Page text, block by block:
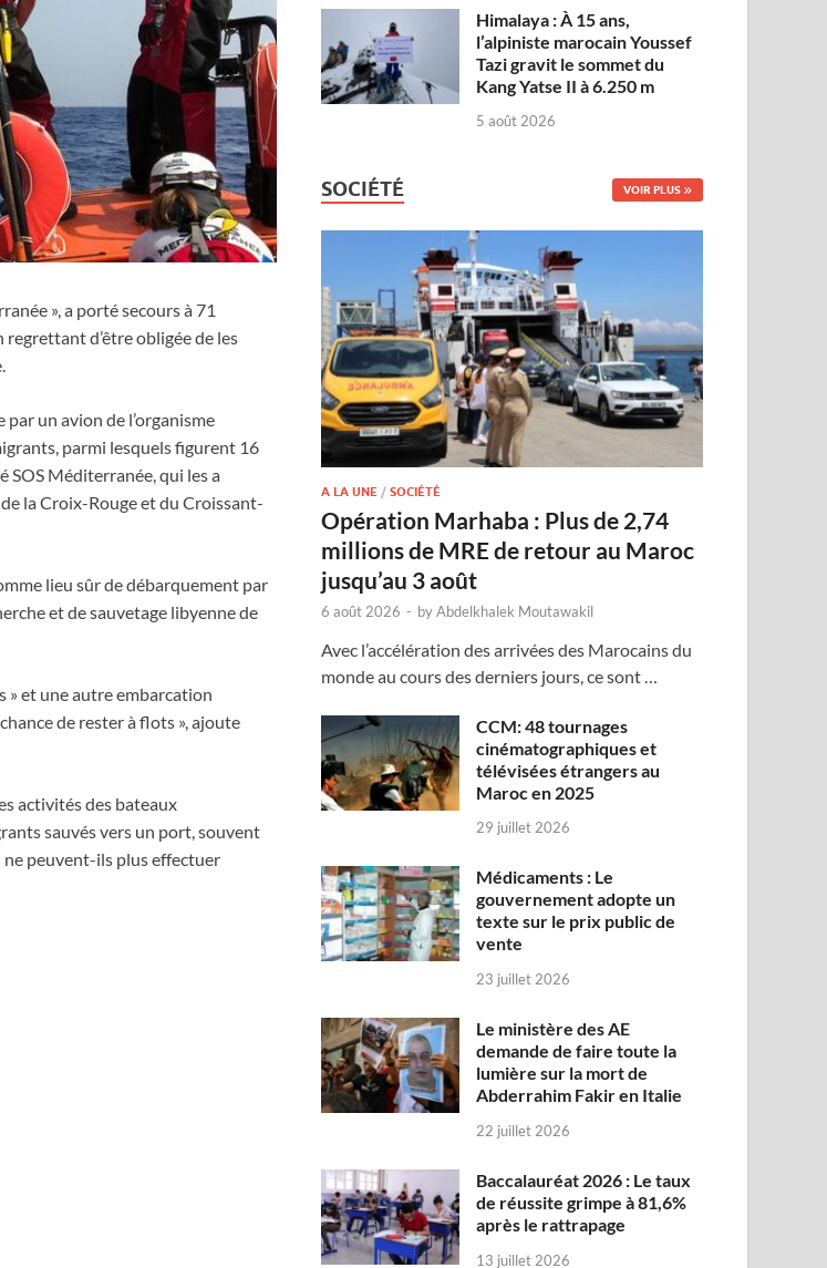
», a porté secours à 71
d’être obligée de les
par un avion de l’organisme
parmi lesquels figurent 16
SOS Méditerranée, qui les a
la Croix-Rouge et du Croissant-
lieu sûr de débarquement par
et de sauvetage libyenne de
» et une autre embarcation
de rester à flots », ajoute
activités des bateaux
sauvés vers un port, souvent
ne peuvent-ils plus effectuer
Himalaya : À 15 ans,
l’alpiniste marocain Youssef
Tazi gravit le sommet du
Kang Yatse II à 6.250 m
5 août 2026
SOCIÉTÉ VOIR PLUS
A LA UNE /SOCIÉTÉ
Opération Marhaba : Plus de 2,74
millions de MRE de retour au Maroc
jusqu’au 3 août
6 août 2026 - byAbdelkhalek Moutawakil
Avec l’accélération des arrivées des Marocains du
monde au cours des derniers jours, ce sont …
CCM: 48 tournages
cinématographiques et
télévisées étrangers au
Maroc en 2025
29 juillet 2026
Médicaments : Le
gouvernement adopte un
texte sur le prix public de
vente
23 juillet 2026
Le ministère des AE
demande de faire toute la
lumière sur la mort de
Abderrahim Fakir en Italie
22 juillet 2026
Baccalauréat 2026 : Le taux
de réussite grimpe à 81,6%
après le rattrapage
13 juillet 2026